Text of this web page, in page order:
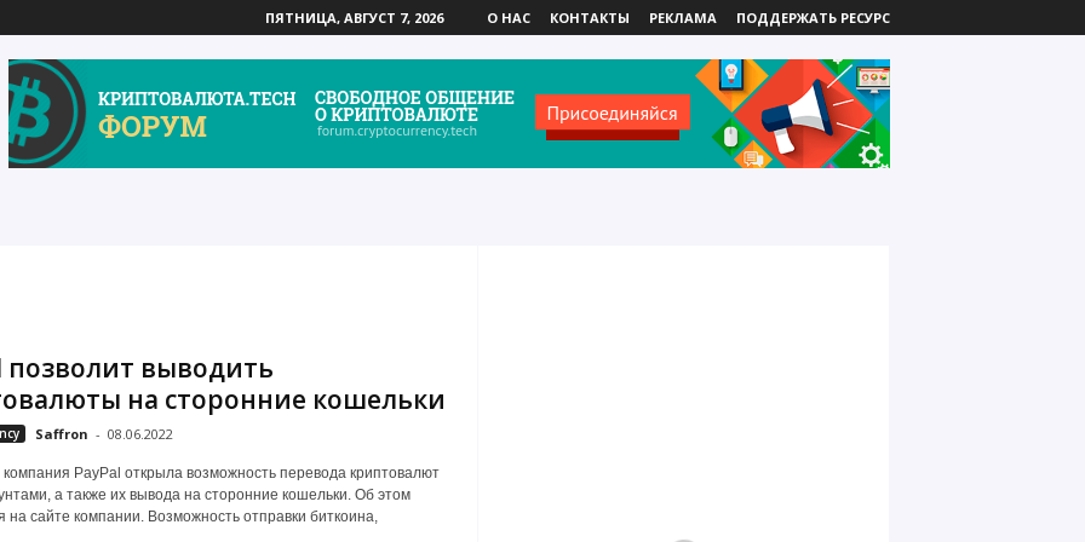
ПЯТНИЦА, АВГУСТ 7, 2026 О НАС КОНТАКТЫ РЕКЛАМА ПОДДЕРЖАТЬ РЕСУРС
позволит выводить
на сторонние кошельки
Saffron - 08.06.2022
PayPal открыла возможность перевода криптовалют
а также их вывода на сторонние кошельки. Об этом
на сайте компании. Возможность отправки биткоина,